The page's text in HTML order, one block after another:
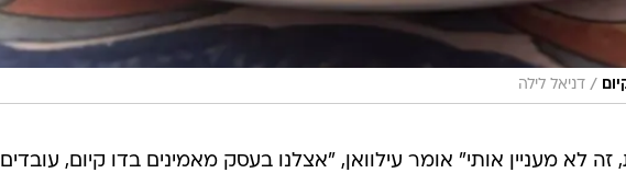
/ דניאל לילה
לא מעניין אותי" אומר עילוואן, "אצלנו בעסק מאמינים בדו קיום, עובדים